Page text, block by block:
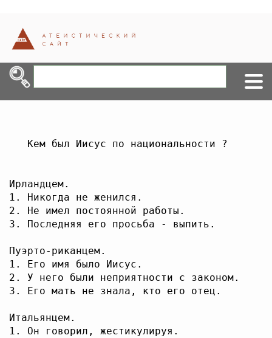
   Кем был Иисус по национальности ?
Ирландцем.
1. Никогда не женился.
2. Не имел постоянной работы.
3. Последняя его просьба - выпить.
Пуэрто-риканцем.
1. Его имя было Иисус.
2. У него были неприятности с законом.
3. Его мать не знала, кто его отец.
Итальянцем.
1. Он говорил, жестикулируя.